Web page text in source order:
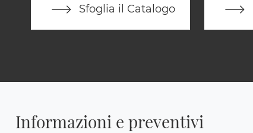
Sfoglia il Catalogo
Informazioni e preventivi